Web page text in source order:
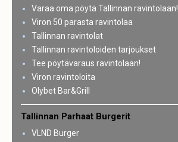
Varaa oma pöytä Tallinnan ravintolaan!
Viron 50 parasta ravintolaa
Tallinnan ravintolat
Tallinnan ravintoloiden tarjoukset
Tee pöytävaraus ravintolaan!
Viron ravintoloita
Olybet Bar&Grill
Tallinnan Parhaat Burgerit
VLND Burger